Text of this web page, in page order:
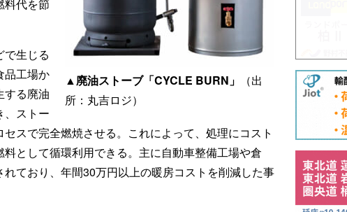
▲廃油ストーブ「CYCLE BURN」
（出
所：丸吉ロジ）
料代を節
で生じる
品工場か
する廃油
、ストー
スで完全燃焼させる。これによって、処理にコスト
として循環利用できる。主に自動車整備工場や倉
ており、年間30万円以上の暖房コストを削減した事